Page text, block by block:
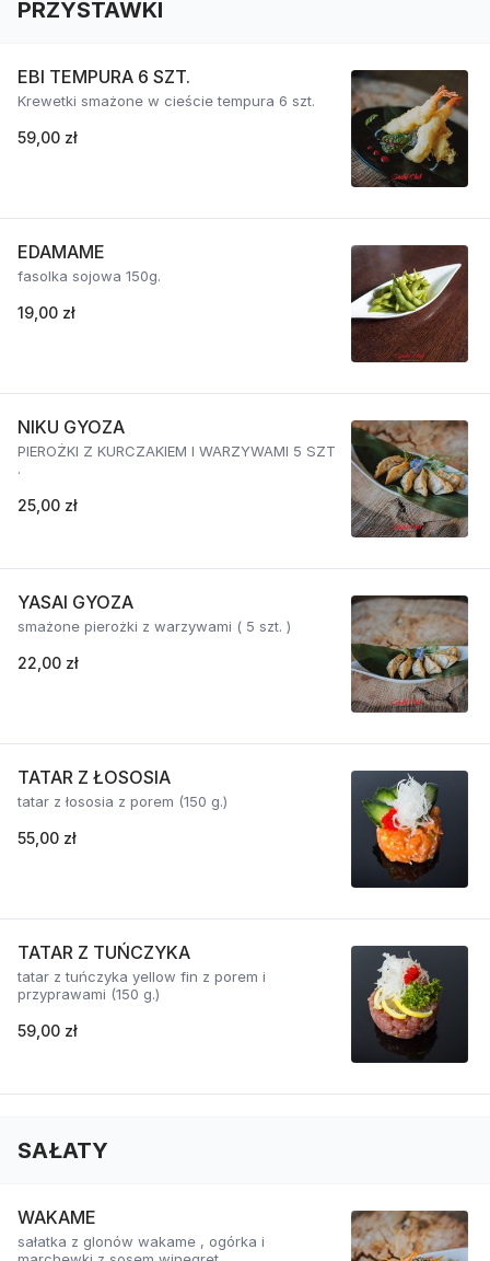
PRZYSTAWKI
EBI TEMPURA 6 SZT.
Krewetki smażone w cieście tempura 6 szt.
59,00 zł
EDAMAME
fasolka sojowa 150g.
19,00 zł
NIKU GYOZA
PIEROŻKI Z KURCZAKIEM I WARZYWAMI 5 SZT
.
25,00 zł
YASAI GYOZA
smażone pierożki z warzywami ( 5 szt. )
22,00 zł
TATAR Z ŁOSOSIA
tatar z łososia z porem (150 g.)
55,00 zł
TATAR Z TUŃCZYKA
tatar z tuńczyka yellow fin z porem i
przyprawami (150 g.)
59,00 zł
SAŁATY
WAKAME
sałatka z glonów wakame , ogórka i